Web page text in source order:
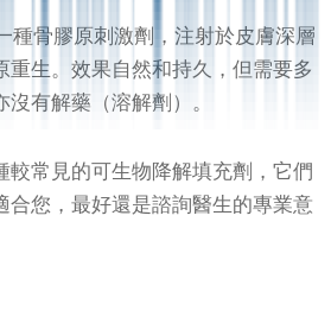
種骨膠原刺激劑，注射於皮膚深層
重生。效果自然和持久，但需要多
有解藥（溶解劑）。
較常見的可生物降解填充劑，它們
合您，最好還是諮詢醫生的專業意